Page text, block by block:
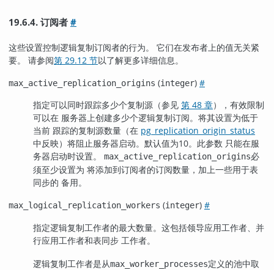
19.6.4. 订阅者#
这些设置控制逻辑复制订阅者的行为。 它们在发布者上的值无关紧
要。 请参阅第 29.12 节以了解更多详细信息。
max_active_replication_origins (integer) #
指定可以同时跟踪多少个复制源（参见 第 48 章），有效限制
可以在 服务器上创建多少个逻辑复制订阅。将其设置为低于
当前 跟踪的复制源数量（在 pg_replication_origin_status
中反映）将阻止服务器启动。默认值为10。此参数 只能在服
务器启动时设置。 max_active_replication_origins必
须至少设置为 将添加到订阅者的订阅数量，加上一些用于表
同步的 备用。
max_logical_replication_workers (integer) #
指定逻辑复制工作者的最大数量。这包括领导应用工作者、并
行应用工作者和表同步 工作者。
逻辑复制工作者是从max_worker_processes定义的池中取